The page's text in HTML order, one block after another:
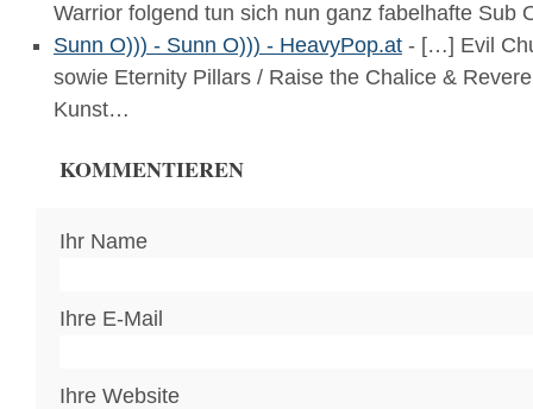
Warrior folgend tun sich nun ganz fabelhafte Sub
Sunn O))) - Sunn O))) - HeavyPop.at - […] Evil
sowie Eternity Pillars / Raise the Chalice &
Kunst…
KOMMENTIEREN
Ihr Name
Ihre E-Mail
Ihre Website